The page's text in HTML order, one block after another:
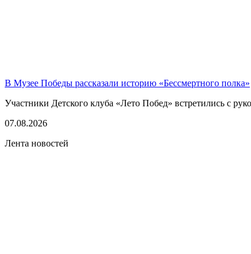
В Музее Победы рассказали историю «Бессмертного полка»
Участники Детского клуба «Лето Побед» встретились с
07.08.2026
Лента новостей